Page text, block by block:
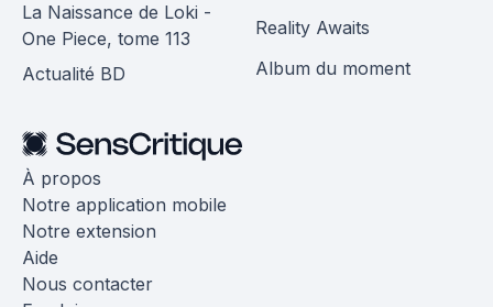
La Naissance de Loki -
One Piece, tome 113
Actualité BD
Reality Awaits
Album du moment
À propos
Notre application mobile
Notre extension
Aide
Nous contacter